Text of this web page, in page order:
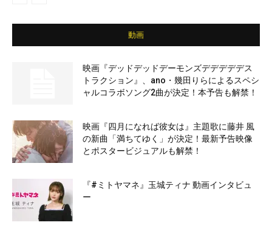
動画
映画『デッドデッドデーモンズデデデデデス
トラクション』、ano・幾田りらによるスペシ
ャルコラボソング2曲が決定！本予告も解禁！
映画『四月になれば彼女は』主題歌に藤井 風
の新曲「満ちてゆく」が決定！最新予告映像
とポスタービジュアルも解禁！
『#ミトヤマネ』玉城ティナ 動画インタビュ
ー